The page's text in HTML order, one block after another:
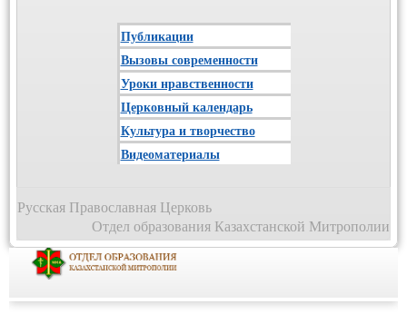
Публикации
Вызовы современности
Уроки нравственности
Церковный календарь
Культура и творчество
Видеоматериалы
Русская Православная Церковь
Отдел образования Казахстанской Митрополии